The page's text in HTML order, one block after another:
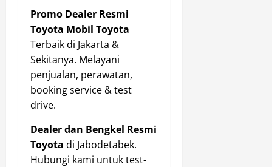
Promo Dealer Resmi
Toyota Mobil Toyota
Terbaik di Jakarta &
Sekitanya. Melayani
penjualan, perawatan,
booking service & test
drive.
Dealer dan Bengkel Resmi
Toyota di Jabodetabek.
Hubungi kami untuk test-